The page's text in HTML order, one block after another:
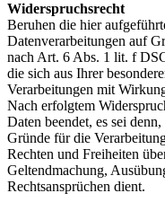
Widerspruchsrecht
Beruhen die hier
Datenverarbeitungen auf
nach Art. 6 Abs. 1 lit. f
die sich aus Ihrer
Verarbeitungen mit
Nach erfolgtem
Daten beendet, es sei
Gründe für die
Rechten und Freiheiten
Geltendmachung,
Rechtsansprüchen dient.